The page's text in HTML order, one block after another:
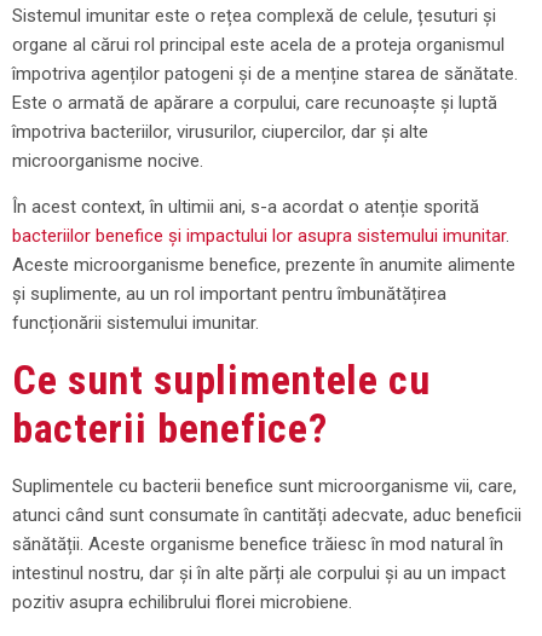
Sistemul imunitar este o rețea complexă de celule, țesuturi și
organe al cărui rol principal este acela de a proteja organismul
împotriva agenților patogeni și de a menține starea de sănătate.
Este o armată de apărare a corpului, care recunoaște și luptă
împotriva bacteriilor, virusurilor, ciupercilor, dar și alte
microorganisme nocive.
În acest context, în ultimii ani, s-a acordat o atenție sporită
bacteriilor benefice și impactului lor asupra sistemului imunitar.
Aceste microorganisme benefice, prezente în anumite alimente
și suplimente, au un rol important pentru îmbunătățirea
funcționării sistemului imunitar.
Ce sunt suplimentele cu
bacterii benefice?
Suplimentele cu bacterii benefice sunt microorganisme vii, care,
atunci când sunt consumate în cantități adecvate, aduc beneficii
sănătății. Aceste organisme benefice trăiesc în mod natural în
intestinul nostru, dar și în alte părți ale corpului și au un impact
pozitiv asupra echilibrului florei microbiene.